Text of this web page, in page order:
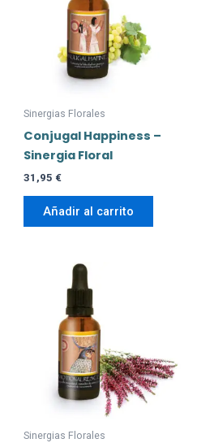
Sinergias Florales
Conjugal Happiness –
Sinergia Floral
31,95 €
Añadir al carrito
Sinergias Florales